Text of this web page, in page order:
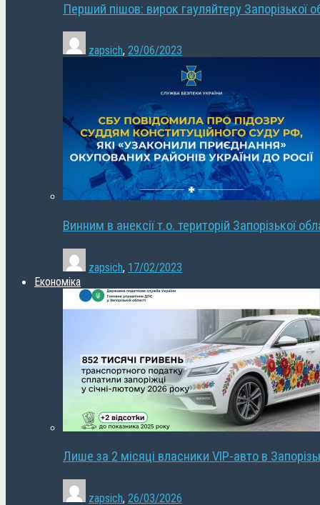
Перший пішов: вирок гауляйтеру Запорізької
zapsich, 29/06/2023
Винним в анексії т.о. територій Запорізької
zapsich, 17/02/2023
Економіка
Лише за 2 місяці власники VIP-авто в
zapsich, 26/03/2026